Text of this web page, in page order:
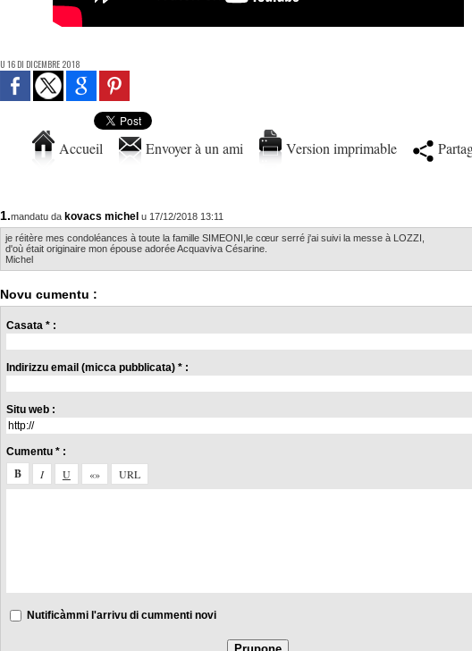
U 16 DI DICEMBRE 2018
Accueil Envoyer à un ami Version imprimable
1.mandatu da kovacs michel u 17/12/2018 13:11
je réitère mes condoléances à toute la famille SIMEONI,le cœur serré j'ai suivi la messe à LOZZI,
d'où était originaire mon épouse adorée Acquaviva Césarine.
Michel
Novu cumentu :
Casata * :
Indirizzu email (micca pubblicata) * :
Situ web :
Cumentu * :
Nutificàmmi l'arrivu di cummenti novi